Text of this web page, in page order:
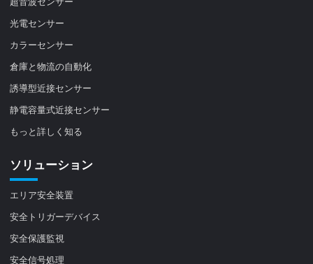
光電センサー
カラーセンサー
倉庫と物流の自動化
誘導型近接センサー
静電容量式近接センサー
もっと詳しく知る
ソリューション
エリア安全装置
安全トリガーデバイス
安全保護監視
安全信号処理